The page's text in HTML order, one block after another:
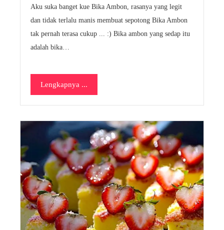
Aku suka banget kue Bika Ambon, rasanya yang legit
dan tidak terlalu manis membuat sepotong Bika Ambon
tak pernah terasa cukup ... :) Bika ambon yang sedap itu
adalah bika…
Lengkapnya ...